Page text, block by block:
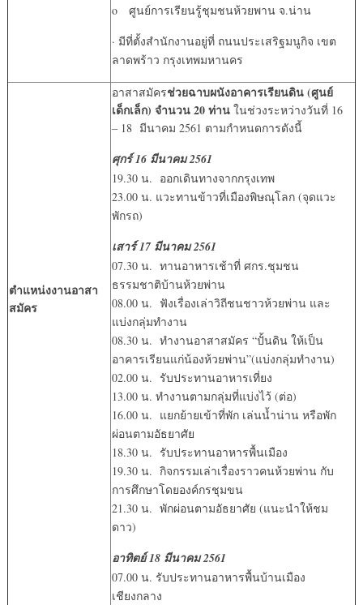
o ศูนย์การเรียนรู้ชุมชนห้วยพาน จ.น่าน
· มีที่ตั้งสำนักงานอยู่ที่ ถนนประเสริฐมนูกิจ เขต
ลาดพร้าว กรุงเทพมหานคร
ตำแหน่งงานอาสา
สมัคร
อาสาสมัครช่วยฉาบผนังอาคารเรียนดิน (ศูนย์
เด็กเล็ก) จำนวน 20 ท่าน ในช่วงระหว่างวันที่ 16
– 18 มีนาคม 2561 ตามกำหนดการดังนี้
ศุกร์ 16 มีนาคม 2561
19.30 น. ออกเดินทางจากกรุงเทพ
23.00 น. แวะทานข้าวที่เมืองพิษณุโลก (จุดแวะ
พักรถ)
เสาร์ 17 มีนาคม 2561
07.30 น. ทานอาหารเช้าที่ ศกร.ชุมชน
ธรรมชาติบ้านห้วยพ่าน
08.00 น. ฟังเรื่องเล่าวิถีชนชาวห้วยพ่าน และ
แบ่งกลุ่มทำงาน
08.30 น. ทำงานอาสาสมัคร “ปั้นดิน ให้เป็น
อาคารเรียนแก่น้องห้วยพ่าน”(แบ่งกลุ่มทำงาน)
02.00 น. รับประทานอาหารเที่ยง
13.00 น. ทำงานตามกลุ่มที่แบ่งไว้ (ต่อ)
16.00 น. แยกย้ายเข้าที่พัก เล่นน้ำน่าน หรือพัก
ผ่อนตามอัธยาศัย
18.30 น. รับประทานอาหารพื้นเมือง
19.30 น. กิจกรรมเล่าเรื่องราวคนห้วยพ่าน กับ
การศึกษาโดยองค์กรชุมขน
21.30 น. พักผ่อนตามอัธยาศัย (แนะนำให้ชม
ดาว)
อาทิตย์ 18 มีนาคม 2561
07.00 น. รับประทานอาหารพื้นบ้านเมือง
เชียงกลาง